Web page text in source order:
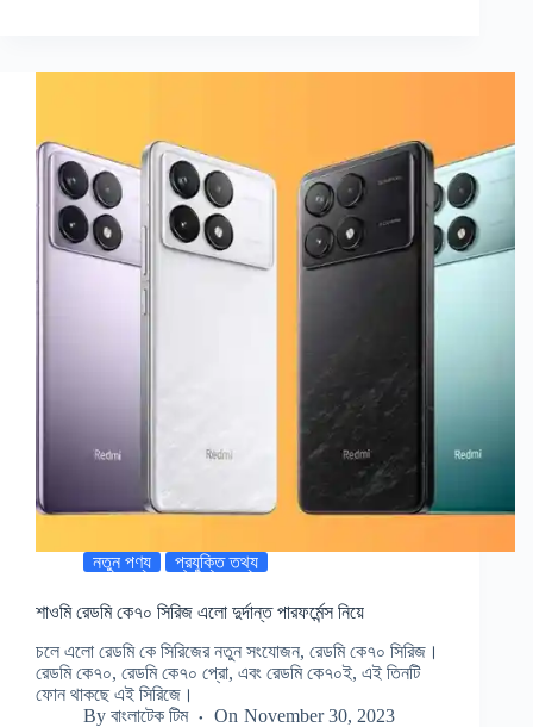
নতুন পণ্য প্রযুক্তি তথ্য
শাওমি রেডমি কে৭০ সিরিজ এলো দুর্দান্ত পারফর্মেন্স নিয়ে
চলে এলো রেডমি কে সিরিজের নতুন সংযোজন, রেডমি কে৭০ সিরিজ।
রেডমি কে৭০, রেডমি কে৭০ প্রো, এবং রেডমি কে৭০ই, এই তিনটি
ফোন থাকছে এই সিরিজে।
By বাংলাটেক টিম On November 30, 2023